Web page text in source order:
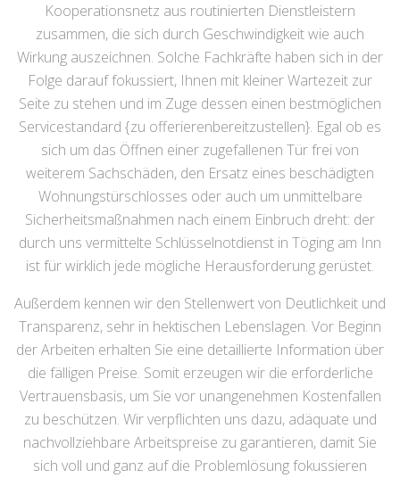
Kooperationsnetz aus routinierten Dienstleistern
zusammen, die sich durch Geschwindigkeit wie auch
Wirkung auszeichnen. Solche Fachkräfte haben sich in der
Folge darauf fokussiert, Ihnen mit kleiner Wartezeit zur
Seite zu stehen und im Zuge dessen einen bestmöglichen
Servicestandard {zu offerierenbereitzustellen}. Egal ob es
sich um das Öffnen einer zugefallenen Tür frei von
weiterem Sachschäden, den Ersatz eines beschädigten
Wohnungstürschlosses oder auch um unmittelbare
Sicherheitsmaßnahmen nach einem Einbruch dreht: der
durch uns vermittelte Schlüsselnotdienst in Töging am Inn
ist für wirklich jede mögliche Herausforderung gerüstet.
Außerdem kennen wir den Stellenwert von Deutlichkeit und
Transparenz, sehr in hektischen Lebenslagen. Vor Beginn
der Arbeiten erhalten Sie eine detaillierte Information über
die fälligen Preise. Somit erzeugen wir die erforderliche
Vertrauensbasis, um Sie vor unangenehmen Kostenfallen
zu beschützen. Wir verpflichten uns dazu, adäquate und
nachvollziehbare Arbeitspreise zu garantieren, damit Sie
sich voll und ganz auf die Problemlösung fokussieren